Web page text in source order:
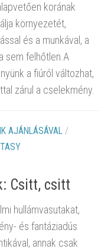
korának
környezetét,
és a munkával, a
sem felhőtlen.A
a fiúról változhat,
zárul a cselekmény.
AJÁNLÁSÁVAL /
Csitt, csitt
hullámvasutakat,
és fantáziadús
annak csak